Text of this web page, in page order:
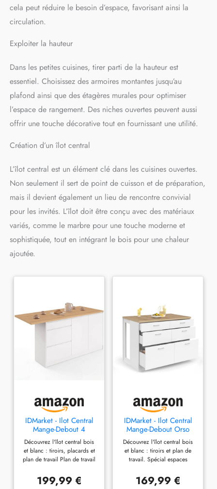
cela peut réduire le besoin d’espace, favorisant ainsi la
circulation.
Exploiter la hauteur
Dans les petites cuisines, tirer parti de la hauteur est
essentiel. Choisissez des armoires montantes jusqu’au
plafond ainsi que des étagères murales pour optimiser
l’espace de rangement. Des niches ouvertes peuvent aussi
offrir une touche décorative tout en fournissant une utilité.
Création d’un îlot central
L’îlot central est un élément clé dans les cuisines ouvertes.
Non seulement il sert de point de cuisson et de préparation,
mais il devient également un lieu de rencontre convivial
pour les invités. L’îlot doit être conçu avec des matériaux
variés, comme le marbre pour une touche moderne et
sophistiquée, tout en intégrant le bois pour une chaleur
ajoutée.
IDMarket - Ilot Central
Mange-Debout 4
Personnes Paco 180 cm
casserolier 3 tiroirs et 2
Portes Blanc avec Plan
de Travail façon hêtre
Découvrez l'îlot central bois
et blanc : tiroirs, placards et
plan de travail Plan de travail
préparer vos repas et
accueillir jusqu'à 4 personnes
199,99 €
IDMarket - Ilot Central
Mange-Debout Orso
120 cm casserolier 6
tiroirs Blanc avec Plan
de Travail façon hêtre
Découvrez l'îlot central bois
et blanc : tiroirs et plan de
travail. Spécial espaces
généreux 120x70 cm pour
préparer vos repas et
169,99 €